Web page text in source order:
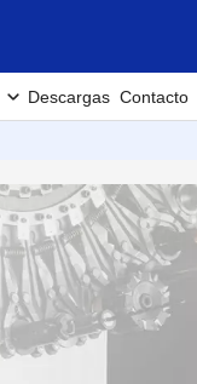
Descargas Contacto